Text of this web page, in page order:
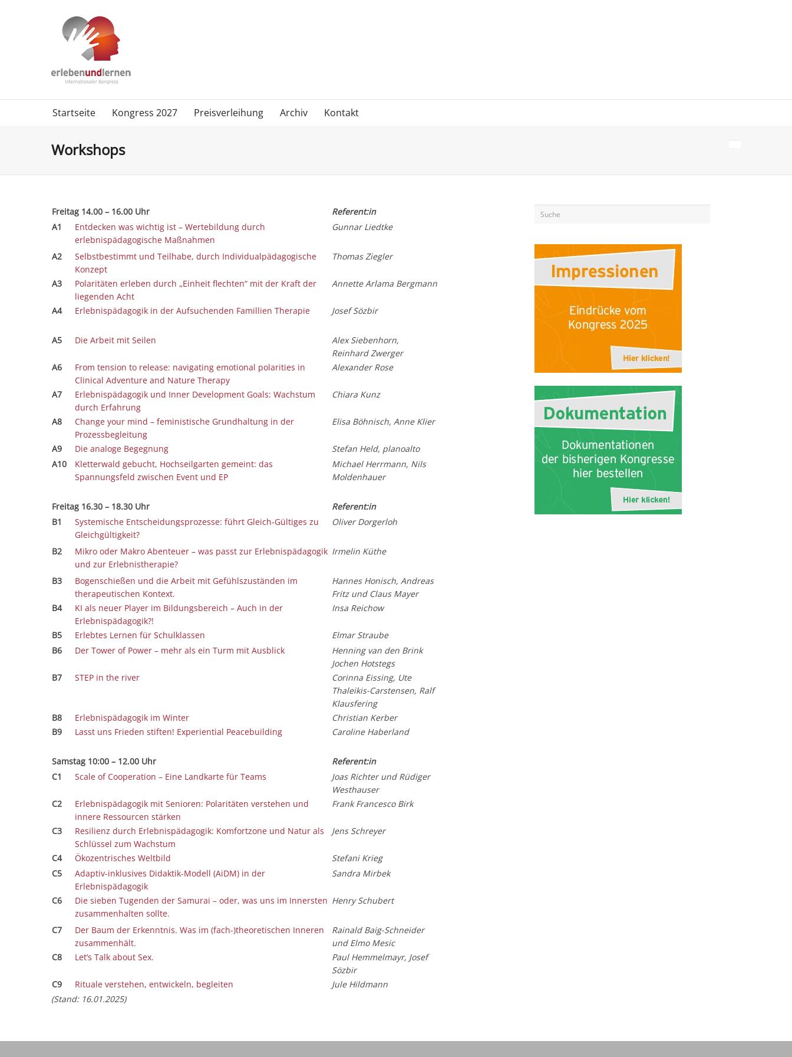
Startseite Kongress 2027 Preisverleihung Archiv Kontakt
Workshops
Freitag 14.00 – 16.00 Uhr
Referent:in
A1
Entdecken was wichtig ist – Wertebildung durch
erlebnispädagogische Maßnahmen
Gunnar Liedtke
A2
Selbstbestimmt und Teilhabe, durch Individualpädagogische
Konzept
Thomas Ziegler
A3
Polaritäten erleben durch „Einheit flechten“ mit der Kraft der
liegenden Acht
Annette Arlama Bergmann
A4 Erlebnispädagogik in der Aufsuchenden Famillien Therapie Josef Sözbir
A5 Die Arbeit mit Seilen
Alex Siebenhorn,
Reinhard Zwerger
A6
From tension to release: navigating emotional polarities in
Clinical Adventure and Nature Therapy
Alexander Rose
A7
Erlebnispädagogik und Inner Development Goals: Wachstum
durch Erfahrung
Chiara Kunz
A8
Change your mind – feministische Grundhaltung in der
Prozessbegleitung
Elisa Böhnisch, Anne Klier
A9 Die analoge Begegnung
Stefan Held, planoalto
A10
Kletterwald gebucht, Hochseilgarten gemeint: das
Spannungsfeld zwischen Event und EP
Michael Herrmann, Nils
Moldenhauer
Freitag 16.30 – 18.30 Uhr
Referent:in
B1
Systemische Entscheidungsprozesse: führt Gleich-Gültiges zu
Gleichgültigkeit?
Oliver Dorgerloh
B2
Mikro oder Makro Abenteuer – was passt zur Erlebnispädagogik
und zur Erlebnistherapie?
Irmelin Küthe
B3
Bogenschießen und die Arbeit mit Gefühlszuständen im
therapeutischen Kontext.
Hannes Honisch, Andreas
Fritz und Claus Mayer
B4
KI als neuer Player im Bildungsbereich – Auch in der
Erlebnispädagogik?!
Insa Reichow
B5 Erlebtes Lernen für Schulklassen
Elmar Straube
B6
Der Tower of Power – mehr als ein Turm mit Ausblick
Henning van den Brink
Jochen Hotstegs
B7
STEP in the river
Corinna Eissing, Ute
Thaleikis-Carstensen, Ralf
Klausfering
B8
Erlebnispädagogik im Winter
Christian Kerber
B9
Lasst uns Frieden stiften! Experiential Peacebuilding Caroline Haberland
Samstag 10:00 – 12.00 Uhr
Referent:in
C1
Scale of Cooperation – Eine Landkarte für Teams
Joas Richter und Rüdiger
Westhauser
C2
Erlebnispädagogik mit Senioren: Polaritäten verstehen und
innere Ressourcen stärken
Frank Francesco Birk
C3
Resilienz durch Erlebnispädagogik: Komfortzone und Natur als
Schlüssel zum Wachstum
Jens Schreyer
C4 Ökozentrisches Weltbild
Stefani Krieg
C5
Adaptiv-inklusives Didaktik-Modell (AiDM) in der
Erlebnispädagogik
Sandra Mirbek
C6
Die sieben Tugenden der Samurai – oder, was uns im Innersten
zusammenhalten sollte.
Henry Schubert
C7
Der Baum der Erkenntnis. Was im (fach-)theoretischen Inneren
zusammenhält.
Rainald Baig-Schneider
und Elmo Mesic
C8
Let‘s Talk about Sex.
Paul Hemmelmayr, Josef
Sözbir
C9
Rituale verstehen, entwickeln, begleiten
Jule Hildmann
(Stand: 16.01.2025)